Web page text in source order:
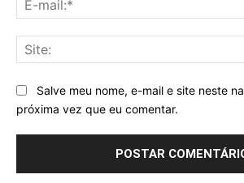
Salve meu nome, e-mail e site neste
próxima vez que eu comentar.